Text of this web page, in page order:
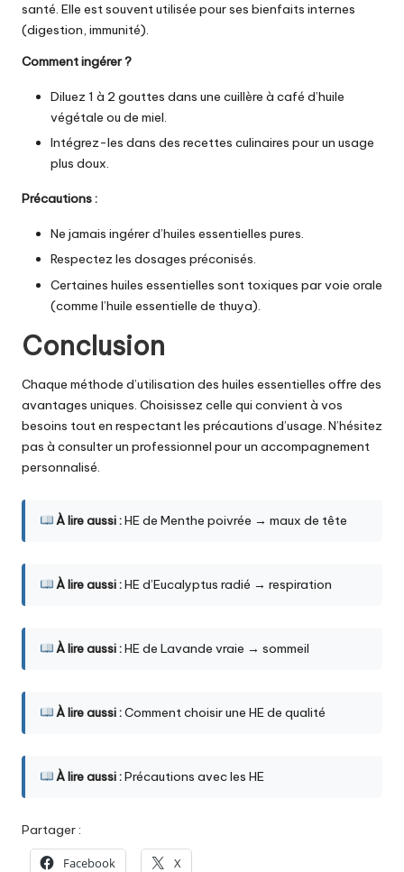
santé. Elle est souvent utilisée pour ses bienfaits internes
(digestion, immunité).
Comment ingérer ?
Diluez 1 à 2 gouttes dans une cuillère à café d’huile
végétale ou de miel.
Intégrez-les dans des recettes culinaires pour un usage
plus doux.
Précautions :
Ne jamais ingérerd’huiles essentielles pures.
Respectez les dosages préconisés.
Certaines huiles essentielles sont toxiques par voie orale
(comme l’huile essentielle de thuya).
Conclusion
Chaque méthode d’utilisation des huiles essentielles offre des
avantages uniques. Choisissez celle qui convient à vos
besoins tout en respectant les précautions d’usage. N’hésitez
pas à consulter un professionnel pour un accompagnement
personnalisé.
À lire aussi :HE de Menthe poivrée → maux de tête
À lire aussi :HE d’Eucalyptus radié → respiration
À lire aussi :HE de Lavande vraie → sommeil
À lire aussi :Comment choisir une HE de qualité
À lire aussi :Précautions avec les HE
Partager :
Facebook X